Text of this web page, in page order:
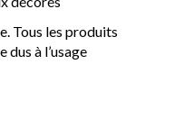
Tous les produits
à l’usage